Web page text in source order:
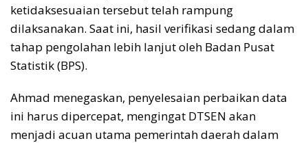
ketidaksesuaian tersebut telah rampung
dilaksanakan. Saat ini, hasil verifikasi sedang dalam
tahap pengolahan lebih lanjut oleh Badan Pusat
Statistik (BPS).
Ahmad menegaskan, penyelesaian perbaikan data
ini harus dipercepat, mengingat DTSEN akan
menjadi acuan utama pemerintah daerah dalam